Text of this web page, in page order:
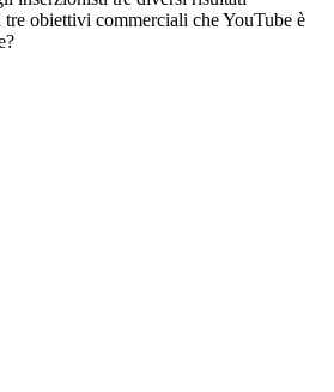
obiettivi commerciali che YouTube è